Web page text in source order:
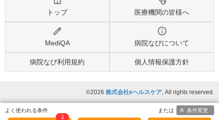
トップ 医療機関の皆様へ
MediQA 病院なびについて
病院なび利用規約 個人情報保護方針
©2026 株式会社eヘルスケア, All rights reserved.
2
条件変更